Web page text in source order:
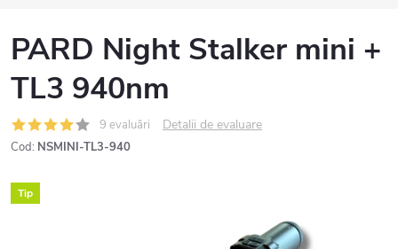
PARD Night Stalker mini +
TL3 940nm
9 evaluări Detalii de evaluare
Cod: NSMINI-TL3-940
Tip